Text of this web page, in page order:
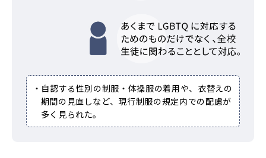
・自認する性別の制服・体操服の着用や、衣替えの
期間の見直しなど、現行制服の規定内での配慮が
多く見られた。